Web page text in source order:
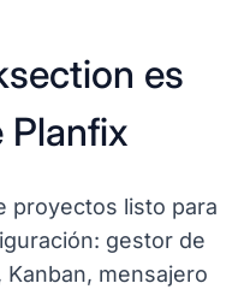
es
Planfix
proyectos listo para
gestor de
mensajero